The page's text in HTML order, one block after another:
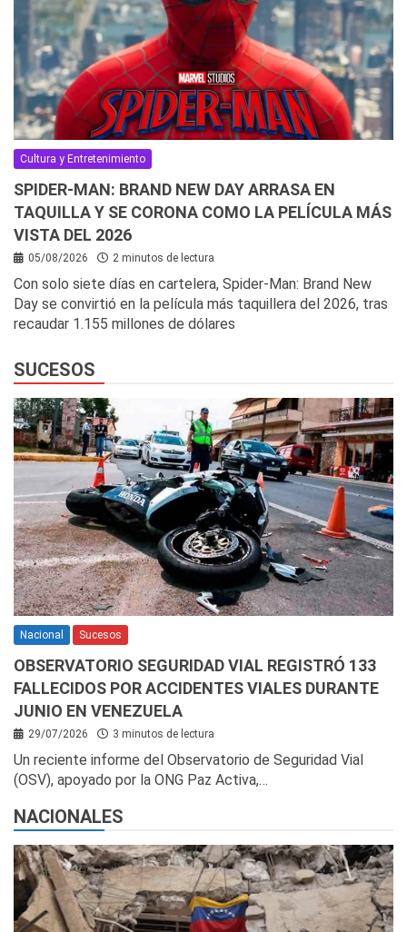
Cultura y Entretenimiento
SPIDER-MAN: BRAND NEW DAY ARRASA EN
TAQUILLA Y SE CORONA COMO LA PELÍCULA MÁS
VISTA DEL 2026
05/08/2026 2 minutos de lectura
Con solo siete días en cartelera, Spider-Man: Brand New
Day se convirtió en la película más taquillera del 2026, tras
recaudar 1.155 millones de dólares
SUCESOS
Nacional Sucesos
OBSERVATORIO SEGURIDAD VIAL REGISTRÓ 133
FALLECIDOS POR ACCIDENTES VIALES DURANTE
JUNIO EN VENEZUELA
29/07/2026 3 minutos de lectura
Un reciente informe del Observatorio de Seguridad Vial
(OSV), apoyado por la ONG Paz Activa,…
NACIONALES